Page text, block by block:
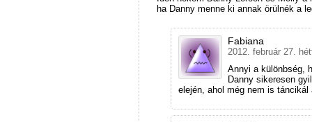
ha Danny menne ki annak örülnék a
Fabiana
2012. február 27.
Annyi a különbség,
Danny sikeresen
elején, ahol még nem is